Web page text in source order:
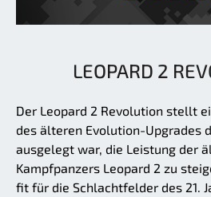
LEOPARD 2
Der Leopard 2 Revolution stellt
des älteren Evolution-Upgrades
ausgelegt war, die Leistung der
Kampfpanzers Leopard 2 zu
fit für die Schlachtfelder des 21.